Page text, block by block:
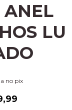
LU
no pix